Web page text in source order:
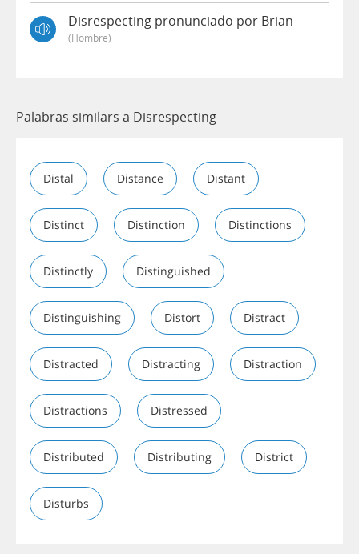
Disrespecting pronunciado por Brian
(hombre)
Palabras similars a Disrespecting
Distal Distance Distant
Distinct Distinction Distinctions
Distinctly Distinguished
Distinguishing Distort Distract
Distracted Distracting Distraction
Distractions Distressed
Distributed Distributing District
Disturbs